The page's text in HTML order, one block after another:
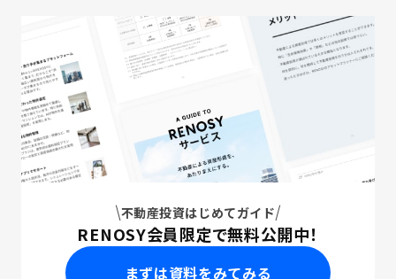
不動産投資はじめてガイド
RENOSY会員限定で無料公開中！
まずは資料をみてみる